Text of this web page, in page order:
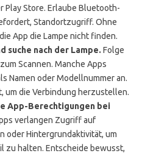
Play Store. Erlaube Bluetooth-
Standortzugriff. Ohne
App die Lampe nicht finden.
suche nach der Lampe. Folge
Scannen. Manche Apps
Namen oder Modellnummer an.
um die Verbindung herzustellen.
App-Berechtigungen bei
verlangen Zugriff auf
oder Hintergrundaktivität, um
zu halten. Entscheide bewusst,